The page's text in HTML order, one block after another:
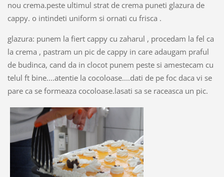
nou crema.peste ultimul strat de crema puneti glazura de
cappy. o intindeti uniform si ornati cu frisca .
glazura: punem la fiert cappy cu zaharul , procedam la fel ca
la crema , pastram un pic de cappy in care adaugam praful
de budinca, cand da in clocot punem peste si amestecam cu
telul ft bine....atentie la cocoloase....dati de pe foc daca vi se
pare ca se formeaza cocoloase.lasati sa se raceasca un pic.